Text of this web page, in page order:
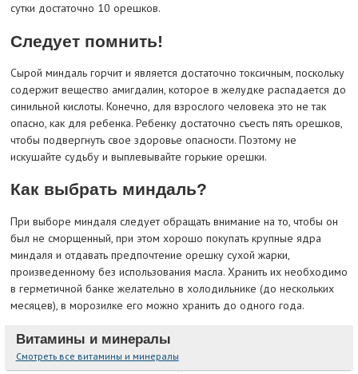
сутки достаточно 10 орешков.
Следует помнить!
Сырой миндаль горчит и является достаточно токсичным, поскольку
содержит вещество амигдалин, которое в желудке распадается до
синильной кислоты. Конечно, для взрослого человека это не так
опасно, как для ребенка. Ребенку достаточно съесть пять орешков,
чтобы подвергнуть свое здоровье опасности. Поэтому не
искушайте судьбу и выплевывайте горькие орешки.
Как выбрать миндаль?
При выборе миндаля следует обращать внимание на то, чтобы он
был не сморщенный, при этом хорошо покупать крупные ядра
миндаля и отдавать предпочтение орешку сухой жарки,
произведенному без использования масла. Хранить их необходимо
в герметичной банке желательно в холодильнике (до нескольких
месяцев), в морозилке его можно хранить до одного года.
Витамины и минералы
Смотреть все витамины и минералы